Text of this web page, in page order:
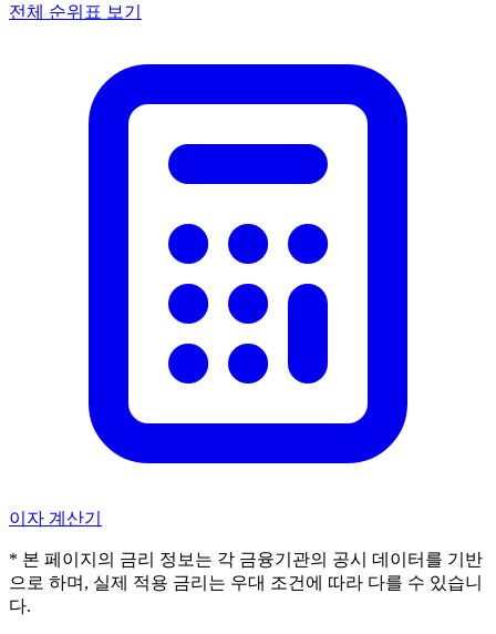
전체 순위표 보기
이자 계산기
* 본 페이지의 금리 정보는 각 금융기관의 공시 데이터를 기반
으로 하며, 실제 적용 금리는 우대 조건에 따라 다를 수 있습니
다.